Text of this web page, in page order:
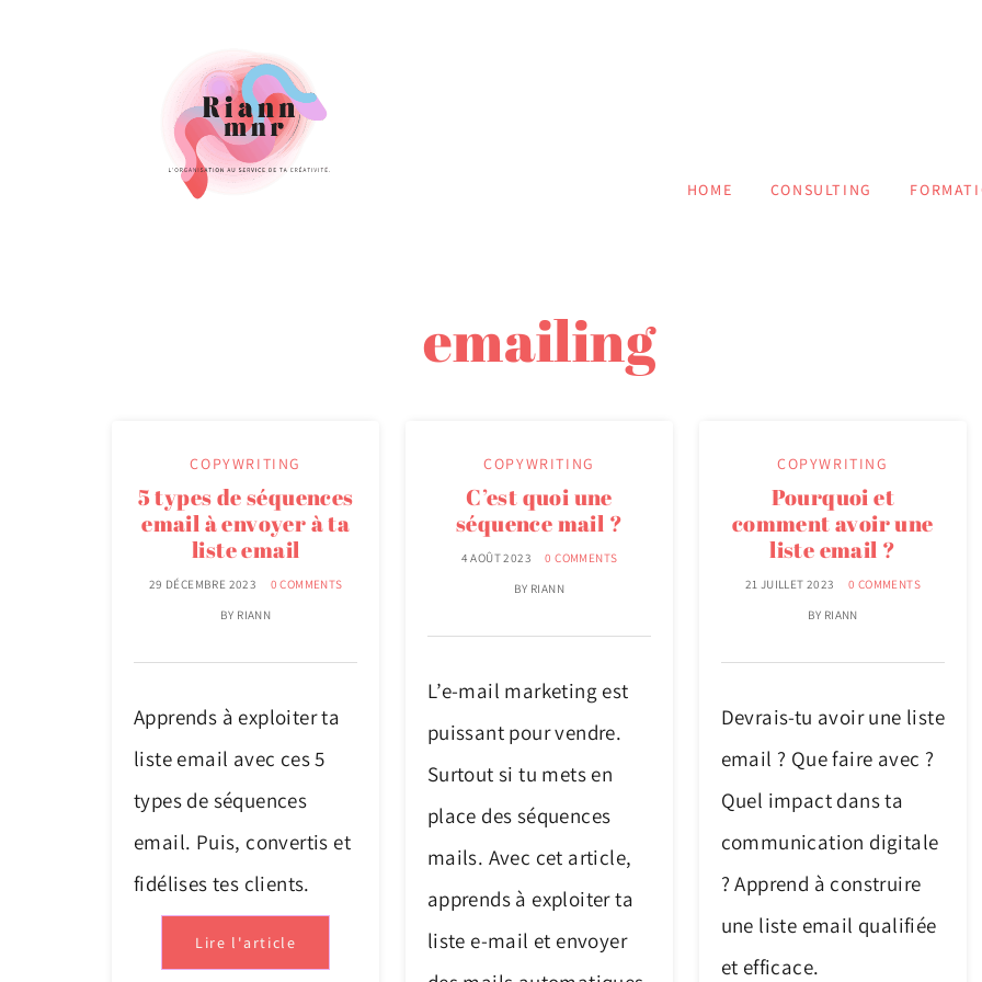
Riann Mnr | Formatrice & Consultante
expérience client et communication
HOME CONSULTING
emailing
COPYWRITING
5 types de séquences
email à envoyer à ta
liste email
29 DÉCEMBRE 2023
0 COMMENTS
BY RIANN
Apprends à exploiter ta
liste email avec ces 5
types de séquences
email. Puis, convertis et
fidélises tes clients.
Lire l'article
COPYWRITING
C’est quoi une
séquence mail ?
4 AOÛT 2023
0 COMMENTS
BY RIANN
L’e-mail marketing est
puissant pour vendre.
Surtout si tu mets en
place des séquences
mails. Avec cet article,
apprends à exploiter ta
liste e-mail et envoyer
COPYWRITING
Pourquoi et
comment avoir une
liste email ?
21 JUILLET 2023
0 COMMENTS
BY RIANN
Devrais-tu avoir une liste
email ? Que faire avec ?
Quel impact dans ta
communication digitale
? Apprend à construire
une liste email qualifiée
et efficace.